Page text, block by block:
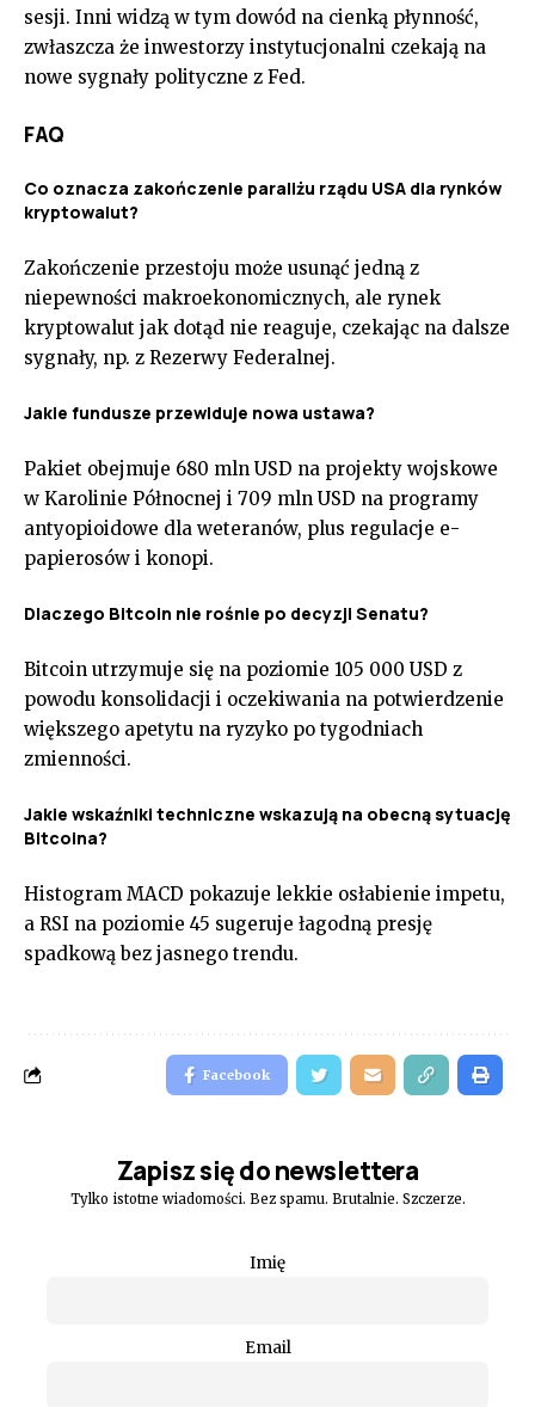
sesji. Inni widzą w tym dowód na cienką płynność,
zwłaszcza że inwestorzy instytucjonalni czekają na
nowe sygnały polityczne z Fed.
FAQ
Co oznacza zakończenie paraliżu rządu USA dla rynków
kryptowalut?
Zakończenie przestoju może usunąć jedną z
niepewności makroekonomicznych, ale rynek
kryptowalut jak dotąd nie reaguje, czekając na dalsze
sygnały, np. z Rezerwy Federalnej.
Jakie fundusze przewiduje nowa ustawa?
Pakiet obejmuje 680 mln USD na projekty wojskowe
w Karolinie Północnej i 709 mln USD na programy
antyopioidowe dla weteranów, plus regulacje e-
papierosów i konopi.
Dlaczego Bitcoin nie rośnie po decyzji Senatu?
Bitcoin utrzymuje się na poziomie 105 000 USD z
powodu konsolidacji i oczekiwania na potwierdzenie
większego apetytu na ryzyko po tygodniach
zmienności.
Jakie wskaźniki techniczne wskazują na obecną sytuację
Bitcoina?
Histogram MACD pokazuje lekkie osłabienie impetu,
a RSI na poziomie 45 sugeruje łagodną presję
spadkową bez jasnego trendu.
Facebook
Zapisz się do newslettera
Tylko istotne wiadomości. Bez spamu. Brutalnie. Szczerze.
Imię
Email